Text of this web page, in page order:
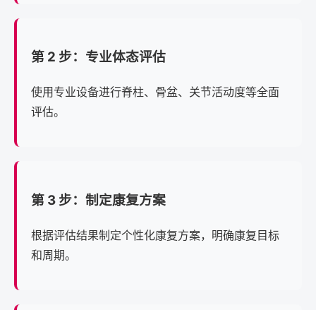
第 2 步：专业体态评估
使用专业设备进行脊柱、骨盆、关节活动度等全面
评估。
第 3 步：制定康复方案
根据评估结果制定个性化康复方案，明确康复目标
和周期。